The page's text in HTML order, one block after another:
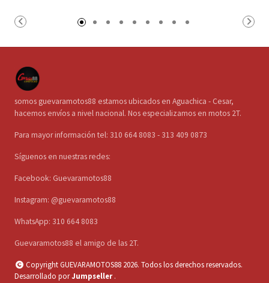
somos guevaramotos88 estamos ubicados en Aguachica - Cesar,
hacemos envíos a nivel nacional. Nos especializamos en motos 2T.
Para mayor información tel: 310 664 8083 - 313 409 0873
Síguenos en nuestras redes:
Facebook: Guevaramotos88
Instagram: @guevaramotos88
WhatsApp: 310 664 8083
Guevaramotos88 el amigo de las 2T.
Copyright GUEVARAMOTOS88 2026. Todos los derechos reservados.
Desarrollado porJumpseller .